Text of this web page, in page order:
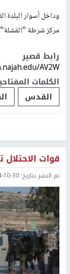
وداخل أسوار البلدة
مركز شرطة
رابط قصير
AV2W/
الكلمات
القدس
قوات
تم النشر بتاريخ: 30 16:12